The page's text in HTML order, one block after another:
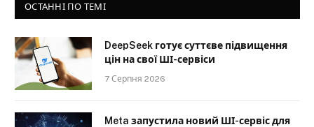
ОСТАННІ ПО ТЕМІ
DeepSeek готує суттєве підвищення
цін на свої ШІ-сервіси
7 Серпня 2026
Meta запустила новий ШІ-сервіс для